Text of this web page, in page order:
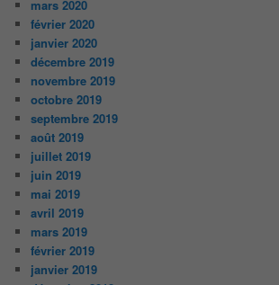
mars 2020
février 2020
janvier 2020
décembre 2019
novembre 2019
octobre 2019
septembre 2019
août 2019
juillet 2019
juin 2019
mai 2019
avril 2019
mars 2019
février 2019
janvier 2019